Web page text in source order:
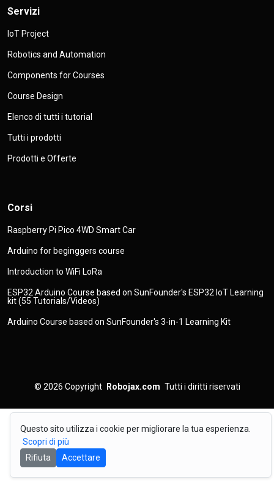
Questo sito utilizza i cookie per migliorare la tua esperienza.
Scopri di più
Rifiuta
Accettare
Servizi
IoT Project
Robotics and Automation
Components for Courses
Course Design
Elenco di tutti i tutorial
Tutti i prodotti
Prodotti e Offerte
Corsi
Raspberry Pi Pico 4WD Smart Car
Arduino for beginggers course
Introduction to WiFi LoRa
ESP32 Arduino Course based on SunFounder's ESP32 IoT Learning
kit (55 Tutorials/Videos)
Arduino Course based on SunFounder's 3-in-1 Learning Kit
© 2026 Copyright Robojax.com Tutti i diritti riservati